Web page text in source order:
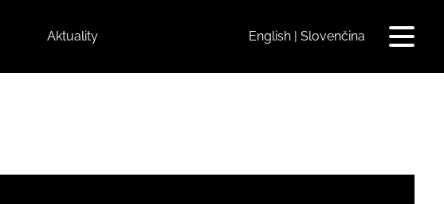
Aktuality English Slovenčina
Toggle